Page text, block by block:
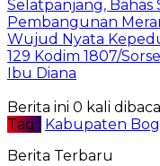
Selatpanjang, Bahas
Pembangunan
Wujud Nyata
129 Kodim 1807/
Ibu Diana
Berita ini 0 kali dibaca
Tag : Kabupaten
Berita Terbaru